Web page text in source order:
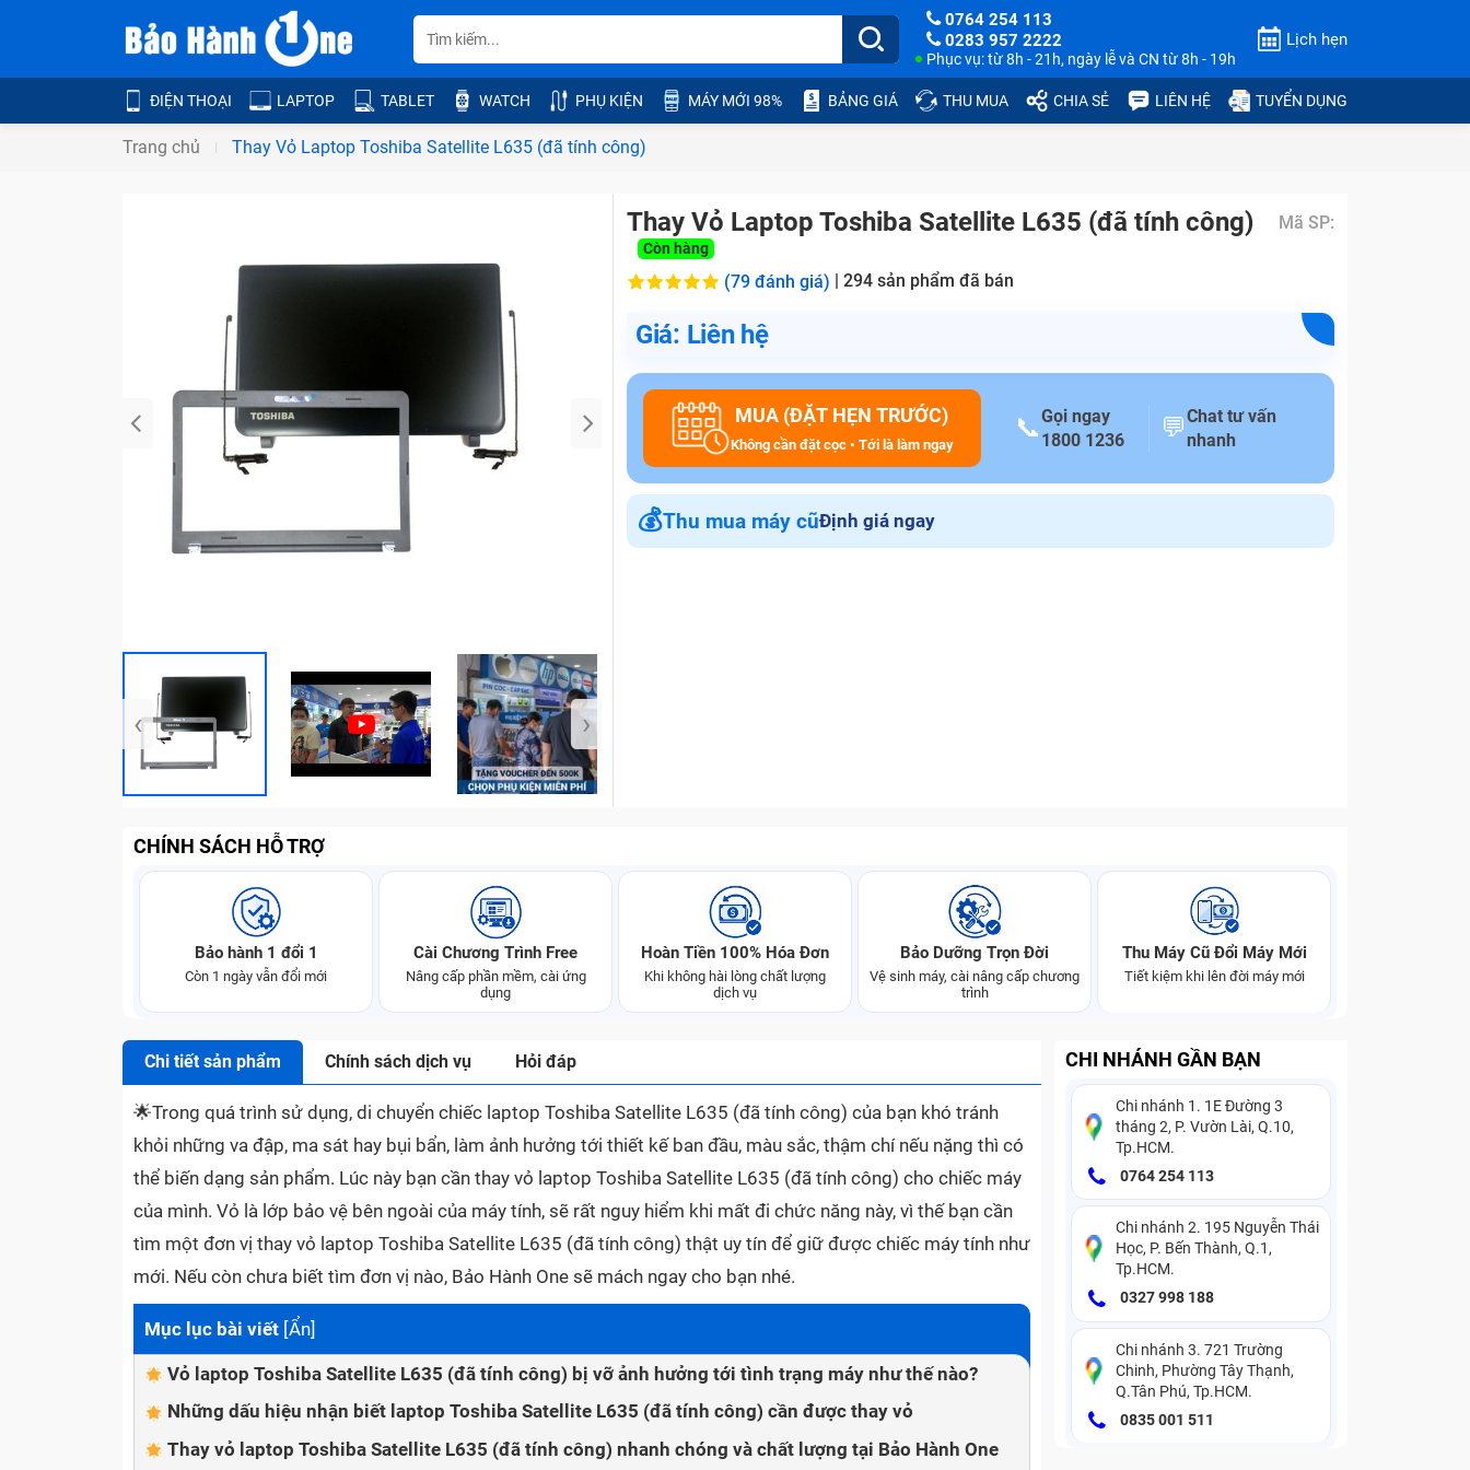
0764 254 113
0283 957 2222
Phục vụ: từ 8h - 21h, ngày lễ và CN từ 8h - 19h
Lịch hẹn
ĐIỆN THOẠI LAPTOP TABLET WATCH PHỤ KIỆN MÁY MỚI 98% BẢNG GIÁ THU MUA CHIA SẺ LIÊN HỆ TUYỂN DỤNG
Trang chủ Thay Vỏ Laptop Toshiba Satellite L635 (đã tính công)
‹ ›
Thay Vỏ Laptop Toshiba Satellite L635 (đã tính công) Mã SP:
Còn hàng
(79 đánh giá) | 294 sản phẩm đã bán
Giá: Liên hệ
MUA (ĐẶT HẸN TRƯỚC)
Không cần đặt cọc • Tới là làm ngay
📞Gọi ngay
1800 1236
💬Chat tư vấn
nhanh
💰Thu mua máy cũĐịnh giá ngay
CHÍNH SÁCH HỖ TRỢ
Bảo hành 1 đổi 1
Còn 1 ngày vẫn đổi mới
Cài Chương Trình Free
Nâng cấp phần mềm, cài ứng
dụng
Hoàn Tiền 100% Hóa Đơn
Khi không hài lòng chất lượng
dịch vụ
Bảo Dưỡng Trọn Đời
Vệ sinh máy, cài nâng cấp chương
trình
Thu Máy Cũ Đổi Máy Mới
Tiết kiệm khi lên đời máy mới
Chi tiết sản phẩm Chính sách dịch vụ Hỏi đáp
🌟Trong quá trình sử dụng, di chuyển chiếc laptop Toshiba Satellite L635 (đã tính công) của bạn khó tránh
khỏi những va đập, ma sát hay bụi bẩn, làm ảnh hưởng tới thiết kế ban đầu, màu sắc, thậm chí nếu nặng thì có
thể biến dạng sản phẩm. Lúc này bạn cần thay vỏ laptop Toshiba Satellite L635 (đã tính công) cho chiếc máy
của mình. Vỏ là lớp bảo vệ bên ngoài của máy tính, sẽ rất nguy hiểm khi mất đi chức năng này, vì thế bạn cần
tìm một đơn vị thay vỏ laptop Toshiba Satellite L635 (đã tính công) thật uy tín để giữ được chiếc máy tính như
mới. Nếu còn chưa biết tìm đơn vị nào, Bảo Hành One sẽ mách ngay cho bạn nhé.
Mục lục bài viết [Ẩn]
Vỏ laptop Toshiba Satellite L635 (đã tính công) bị vỡ ảnh hưởng tới tình trạng máy như thế nào?
Những dấu hiệu nhận biết laptop Toshiba Satellite L635 (đã tính công) cần được thay vỏ
Thay vỏ laptop Toshiba Satellite L635 (đã tính công) nhanh chóng và chất lượng tại Bảo Hành One
CHI NHÁNH GẦN BẠN
Chi nhánh 1. 1E Đường 3
tháng 2, P. Vườn Lài, Q.10,
Tp.HCM.
0764 254 113
Chi nhánh 2. 195 Nguyễn Thái
Học, P. Bến Thành, Q.1,
Tp.HCM.
0327 998 188
Chi nhánh 3. 721 Trường
Chinh, Phường Tây Thạnh,
Q.Tân Phú, Tp.HCM.
0835 001 511